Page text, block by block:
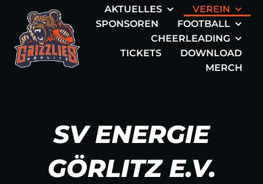
AKTUELLES
VEREIN
SPONSOREN
FOOTBALL
CHEERLEADING
TICKETS
DOWNLOAD
MERCH
SV ENERGIE
GÖRLITZ E.V.